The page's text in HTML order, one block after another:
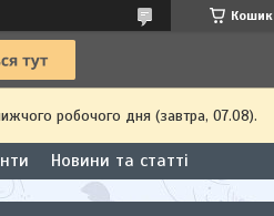
Кошик
робочого дня (завтра, 07.08).
Новини та статті